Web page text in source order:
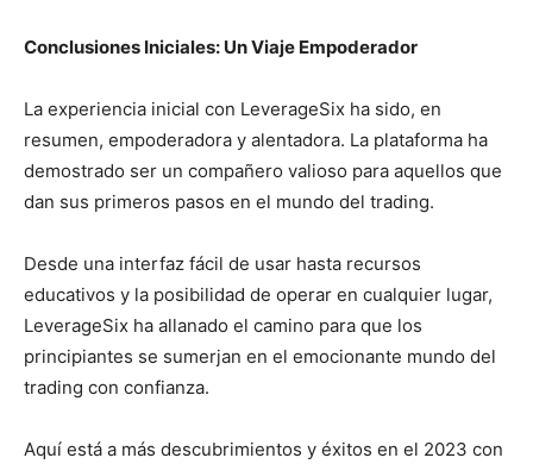
Conclusiones Iniciales: Un Viaje Empoderador
La experiencia inicial con LeverageSix ha sido, en
resumen, empoderadora y alentadora. La plataforma ha
demostrado ser un compañero valioso para aquellos que
dan sus primeros pasos en el mundo del trading.
Desde una interfaz fácil de usar hasta recursos
educativos y la posibilidad de operar en cualquier lugar,
LeverageSix ha allanado el camino para que los
principiantes se sumerjan en el emocionante mundo del
trading con confianza.
Aquí está a más descubrimientos y éxitos en el 2023 con